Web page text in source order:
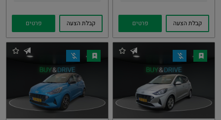
קבלת הצעה פרטים קבלת הצעה פרטים